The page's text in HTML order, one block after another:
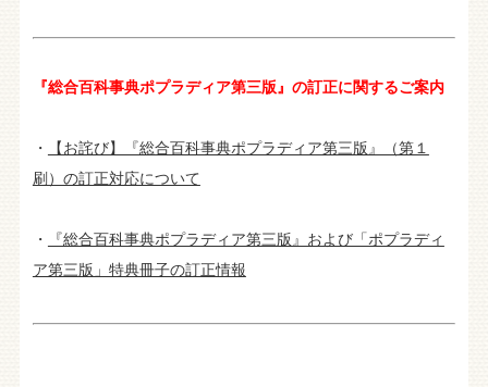
『総合百科事典ポプラディア第三版』の訂正に関するご案内
・
【お詫び】『総合百科事典ポプラディア第三版』（第１
刷）の訂正対応について
・
『総合百科事典ポプラディア第三版』および「ポプラディ
ア第三版」特典冊子の訂正情報